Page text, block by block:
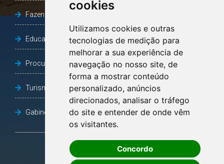
cookies
Utilizamos cookies e outras
tecnologias de medição para
melhorar a sua experiência de
navegação no nosso site, de
forma a mostrar conteúdo
personalizado, anúncios
direcionados, analisar o tráfego
do site e entender de onde vêm
os visitantes.
Concordo
Fazenda e Desenvolvimento Econômico
Educação
Procuradoria Geral do Município
Turismo, Desporto e Cultura
Gabinete Vice-Prefeito
OUVIDORIA